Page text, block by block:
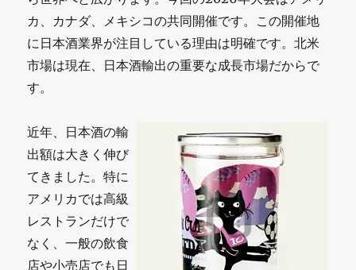
カ、カナダ、メキシコの共同開催です。この開催地
に日本酒業界が注目している理由は明確です。北米
市場は現在、日本酒輸出の重要な成長市場だからで
す。
近年、日本酒の輸
出額は大きく伸び
てきました。特に
アメリカでは高級
レストランだけで
なく、一般の飲食
店や小売店でも日